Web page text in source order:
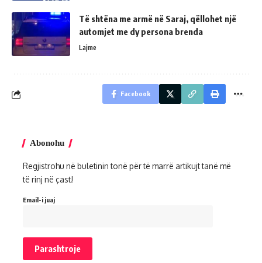
Të shtëna me armë në Saraj, qëllohet një
automjet me dy persona brenda
Lajme
Facebook
Abonohu
Regjistrohu në buletinin tonë për të marrë artikujt tanë më
të rinj në çast!
Email-i juaj